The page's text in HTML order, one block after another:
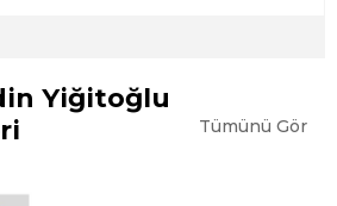
Yiğitoğlu
Tümünü Gör